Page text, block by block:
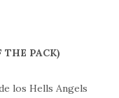
THE PACK)
los Hells Angels